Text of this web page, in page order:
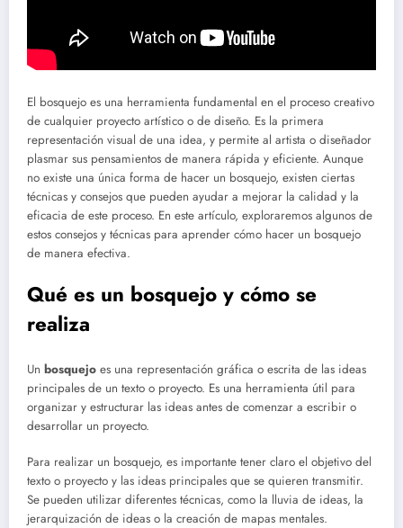
El bosquejo es una herramienta fundamental en el proceso creativo
de cualquier proyecto artístico o de diseño. Es la primera
representación visual de una idea, y permite al artista o diseñador
plasmar sus pensamientos de manera rápida y eficiente. Aunque
no existe una única forma de hacer un bosquejo, existen ciertas
técnicas y consejos que pueden ayudar a mejorar la calidad y la
eficacia de este proceso. En este artículo, exploraremos algunos de
estos consejos y técnicas para aprender cómo hacer un bosquejo
de manera efectiva.
Qué es un bosquejo y cómo se
realiza
Un bosquejo es una representación gráfica o escrita de las ideas
principales de un texto o proyecto. Es una herramienta útil para
organizar y estructurar las ideas antes de comenzar a escribir o
desarrollar un proyecto.
Para realizar un bosquejo, es importante tener claro el objetivo del
texto o proyecto y las ideas principales que se quieren transmitir.
Se pueden utilizar diferentes técnicas, como la lluvia de ideas, la
jerarquización de ideas o la creación de mapas mentales.